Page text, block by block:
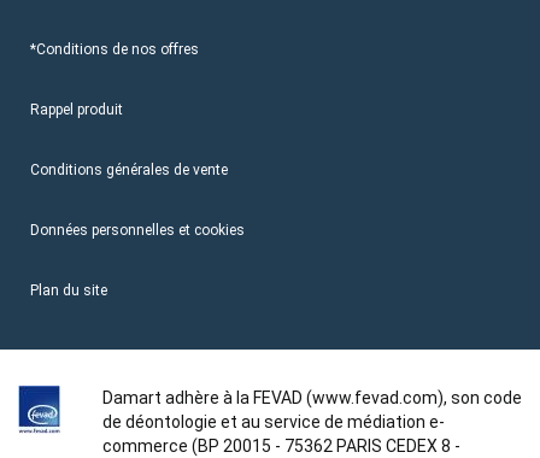
*Conditions de nos offres
Rappel produit
Conditions générales de vente
Données personnelles et cookies
Plan du site
Damart adhère à la FEVAD (www.fevad.com), son code
de déontologie et au service de médiation e-
commerce (BP 20015 - 75362 PARIS CEDEX 8 -